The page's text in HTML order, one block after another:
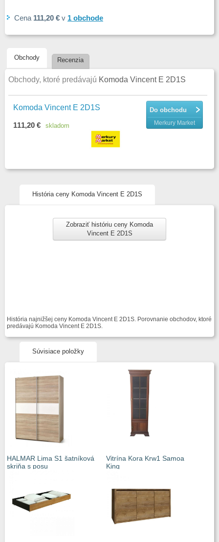
Cena 111,20 € v 1 obchode
Obchody Recenzia
Obchody, ktoré predávajú Komoda Vincent E 2D1S
Komoda Vincent E 2D1S Do obchodu
Merkury Market
111,20 € skladom
História ceny Komoda Vincent E 2D1S
Zobraziť históriu ceny Komoda
Vincent E 2D1S
História najnižšej ceny Komoda Vincent E 2D1S. Porovnanie obchodov, ktoré
predávajú Komoda Vincent E 2D1S.
Súvisiace položky
HALMAR Lima S1 šatníková
skriňa s posu
Vitrína Kora Krw1 Samoa
King